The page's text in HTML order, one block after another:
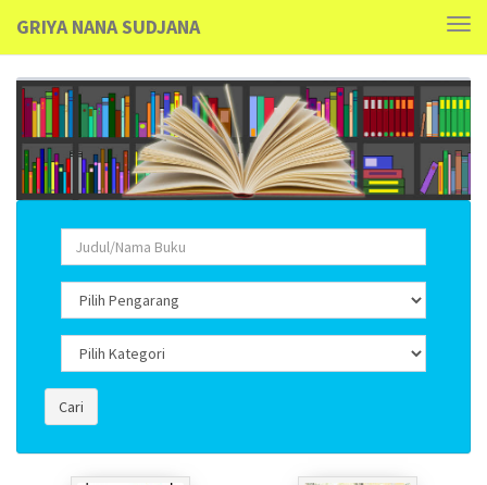
GRIYA NANA SUDJANA
Cari